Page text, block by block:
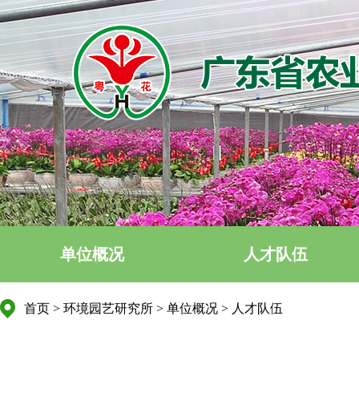
单位概况 人才队伍
首页 > 环境园艺研究所 > 单位概况 > 人才队伍